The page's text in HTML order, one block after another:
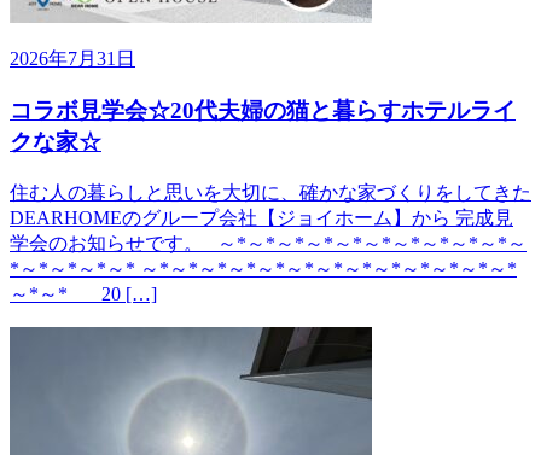
2026年7月31日
コラボ見学会☆20代夫婦の猫と暮らすホテルライ
クな家☆
住む人の暮らしと思いを大切に、確かな家づくりをしてきた
DEARHOMEのグループ会社【ジョイホーム】から 完成見
学会のお知らせです。 ～*～*～*～*～*～*～*～*～*～*～
*～*～*～*～* ～*～*～*～*～*～*～*～*～*～*～*～*～*
～*～* 20 […]